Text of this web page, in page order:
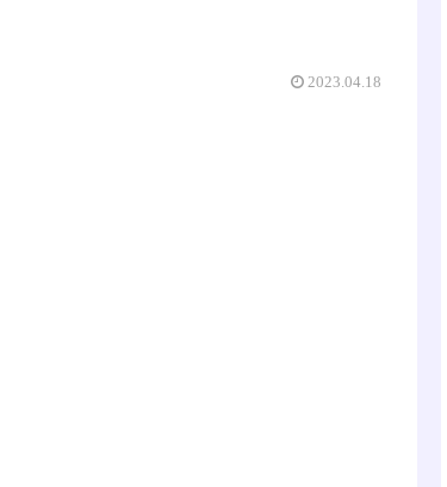
2023.04.18